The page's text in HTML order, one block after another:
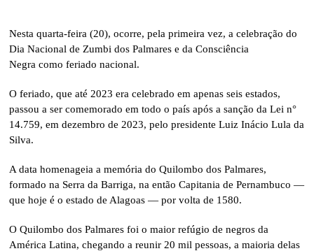
Nesta quarta-feira (20), ocorre, pela primeira vez, a celebração do
Dia Nacional de Zumbi dos Palmares e da Consciência
Negra como feriado nacional.
O feriado, que até 2023 era celebrado em apenas seis estados,
passou a ser comemorado em todo o país após a sanção da Lei n°
14.759, em dezembro de 2023, pelo presidente Luiz Inácio Lula da
Silva.
A data homenageia a memória do Quilombo dos Palmares,
formado na Serra da Barriga, na então Capitania de Pernambuco —
que hoje é o estado de Alagoas — por volta de 1580.
O Quilombo dos Palmares foi o maior refúgio de negros da
América Latina, chegando a reunir 20 mil pessoas, a maioria delas